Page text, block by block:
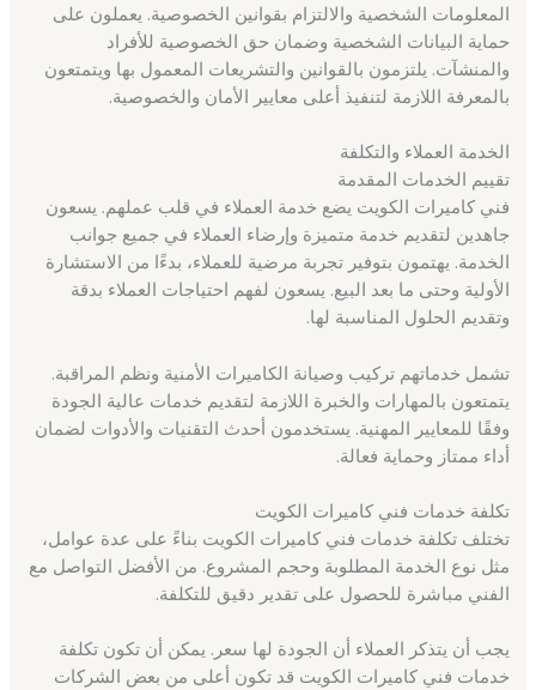
المعلومات الشخصية والالتزام بقوانين الخصوصية. يعملون على
حماية البيانات الشخصية وضمان حق الخصوصية للأفراد
والمنشآت. يلتزمون بالقوانين والتشريعات المعمول بها ويتمتعون
بالمعرفة اللازمة لتنفيذ أعلى معايير الأمان والخصوصية.
الخدمة العملاء والتكلفة
تقييم الخدمات المقدمة
فني كاميرات الكويت يضع خدمة العملاء في قلب عملهم. يسعون
جاهدين لتقديم خدمة متميزة وإرضاء العملاء في جميع جوانب
الخدمة. يهتمون بتوفير تجربة مرضية للعملاء، بدءًا من الاستشارة
الأولية وحتى ما بعد البيع. يسعون لفهم احتياجات العملاء بدقة
وتقديم الحلول المناسبة لها.
تشمل خدماتهم تركيب وصيانة الكاميرات الأمنية ونظم المراقبة.
يتمتعون بالمهارات والخبرة اللازمة لتقديم خدمات عالية الجودة
وفقًا للمعايير المهنية. يستخدمون أحدث التقنيات والأدوات لضمان
أداء ممتاز وحماية فعالة.
تكلفة خدمات فني كاميرات الكويت
تختلف تكلفة خدمات فني كاميرات الكويت بناءً على عدة عوامل،
مثل نوع الخدمة المطلوبة وحجم المشروع. من الأفضل التواصل مع
الفني مباشرة للحصول على تقدير دقيق للتكلفة.
يجب أن يتذكر العملاء أن الجودة لها سعر. يمكن أن تكون تكلفة
خدمات فني كاميرات الكويت قد تكون أعلى من بعض الشركات